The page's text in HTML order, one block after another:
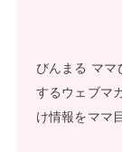
びんまる マ
するウェブマ
け情報をママ